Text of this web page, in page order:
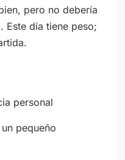
pero no debería
Este día tiene peso;
personal
pequeño